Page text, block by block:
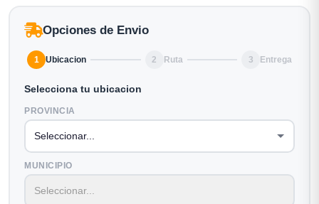
Opciones de Envio
1 Ubicacion 2 Ruta 3 Entrega
Selecciona tu ubicacion
PROVINCIA
MUNICIPIO